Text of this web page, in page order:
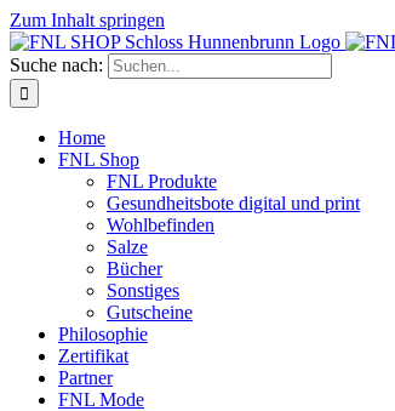
Zum Inhalt springen
Suche nach:
Home
FNL Shop
FNL Produkte
Gesundheitsbote digital und print
Wohlbefinden
Salze
Bücher
Sonstiges
Gutscheine
Philosophie
Zertifikat
Partner
FNL Mode